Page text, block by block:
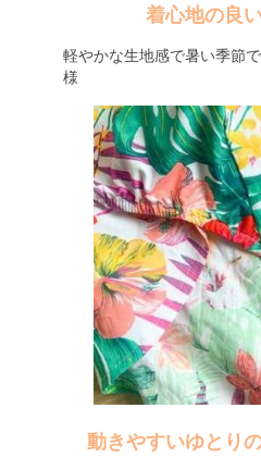
着心地の良
軽やかな生地感で暑い季節
様
動きやすいゆとり